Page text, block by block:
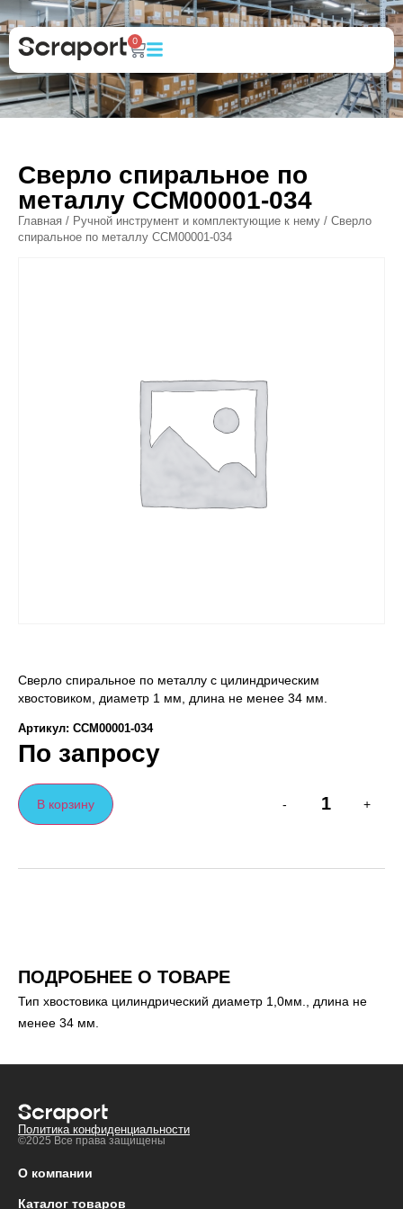
0
Сверло спиральное по
металлу ССМ00001-034
Главная / Ручной инструмент и комплектующие к нему / Сверло
спиральное по металлу ССМ00001-034
Сверло спиральное по металлу с цилиндрическим
хвостовиком, диаметр 1 мм, длина не менее 34 мм.
Артикул: ССМ00001-034
По запросу
- +
В корзину
ПОДРОБНЕЕ О ТОВАРЕ
Тип хвостовика цилиндрический диаметр 1,0мм., длина не
менее 34 мм.
Политика конфиденциальности
©2025 Все права защищены
О компании
Каталог товаров